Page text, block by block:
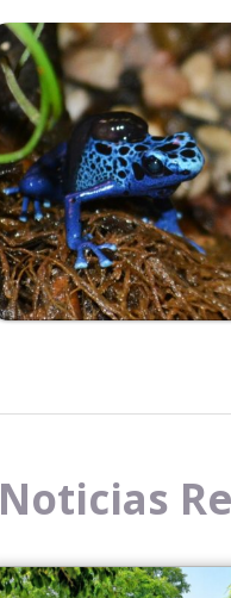
Ampliar
Noticias